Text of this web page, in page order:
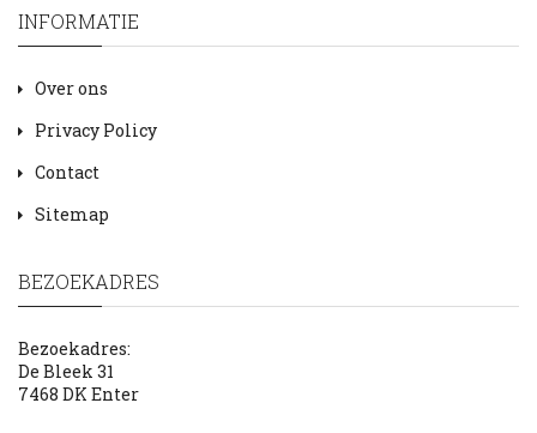
INFORMATIE
Over ons
Privacy Policy
Contact
Sitemap
BEZOEKADRES
Bezoekadres:
De Bleek 31
7468 DK Enter